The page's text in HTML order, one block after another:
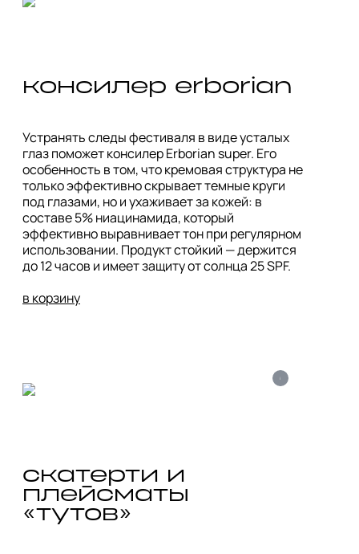
консилер erborian
Устранять следы фестиваля в виде усталых
глаз поможет консилер Erborian super. Его
особенность в том, что кремовая структура не
только эффективно скрывает темные круги
под глазами, но и ухаживает за кожей: в
составе 5% ниацинамида, который
эффективно выравнивает тон при регулярном
использовании. Продукт стойкий — держится
до 12 часов и имеет защиту от солнца 25 SPF.
в корзину
i
скатерти и
плейсматы
«тутов»